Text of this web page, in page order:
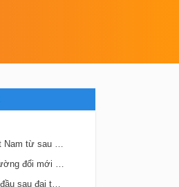
Bài 34. Tổng kết lịch sử Việt Nam từ sau chiến tranh thế giới thứ nhất đến năm 2000
Bài 33. Việt Nam trên con đường đổi mới đi lên Chủ Nghĩa Xã Hội (từ năm 1986 đến năm 2000)
Bài 31. Việt Nam trong năm đầu sau đại thắng mùa Xuân 1975